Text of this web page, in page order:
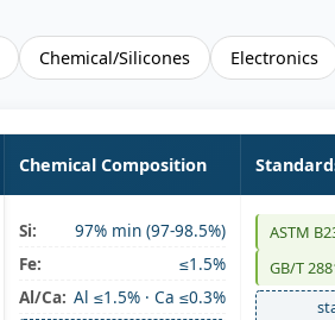
Chemical/Silicones Electronics
Chemical Composition
Si:
97% min (97-98.5%)
Fe:
≤1.5%
Al/Ca: Al ≤1.5% · Ca ≤0.3%
ASTM
GB/T